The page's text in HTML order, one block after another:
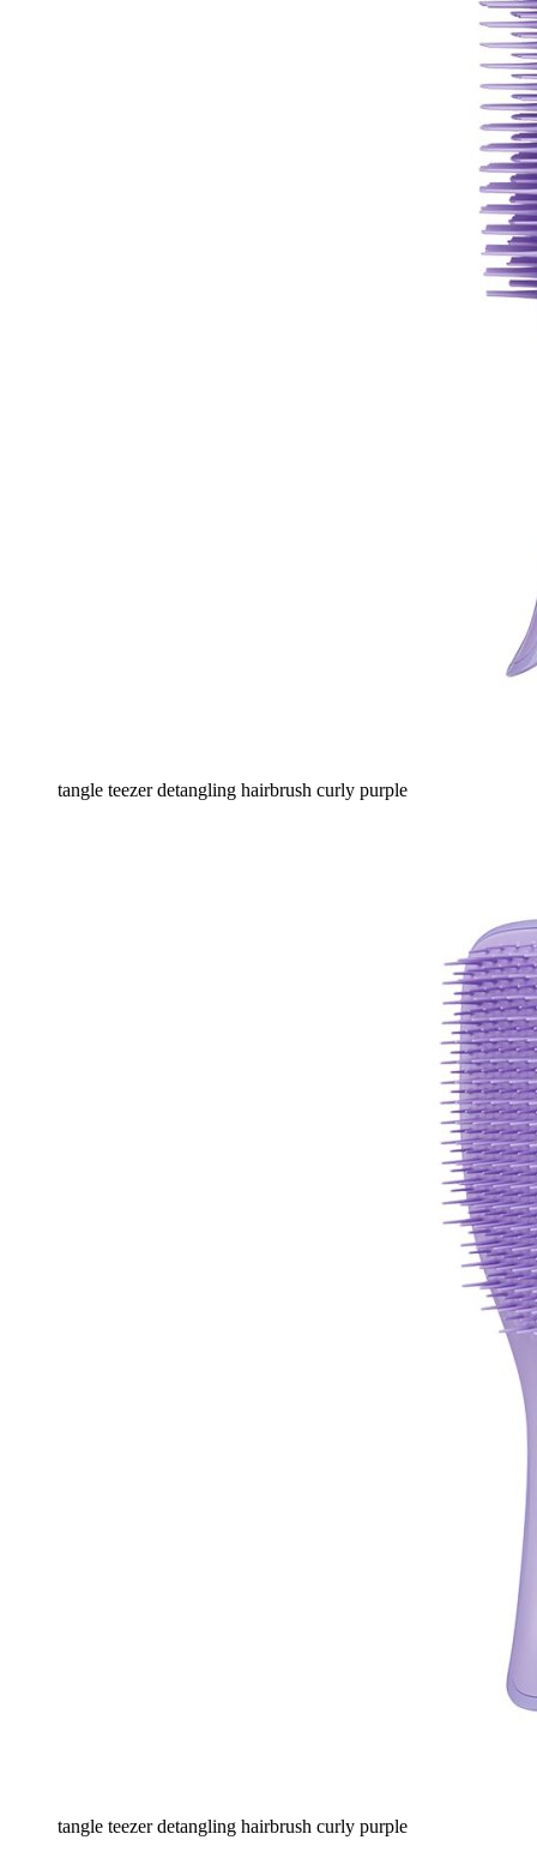
tangle teezer detangling hairbrush curly purple
tangle teezer detangling hairbrush curly purple